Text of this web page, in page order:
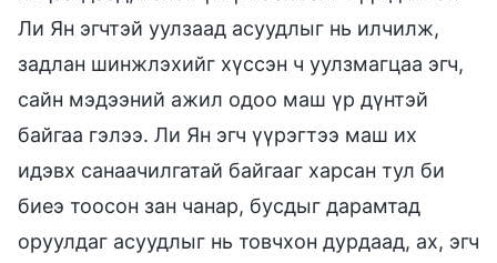
Ли Ян эгчтэй уулзаад асуудлыг нь илчилж,
задлан шинжлэхийг хүссэн ч уулзмагцаа эгч,
сайн мэдээний ажил одоо маш үр дүнтэй
байгаа гэлээ. Ли Ян эгч үүрэгтээ маш их
идэвх санаачилгатай байгааг харсан тул би
биеэ тоосон зан чанар, бусдыг дарамтад
оруулдаг асуудлыг нь товчхон дурдаад, ах, эгч